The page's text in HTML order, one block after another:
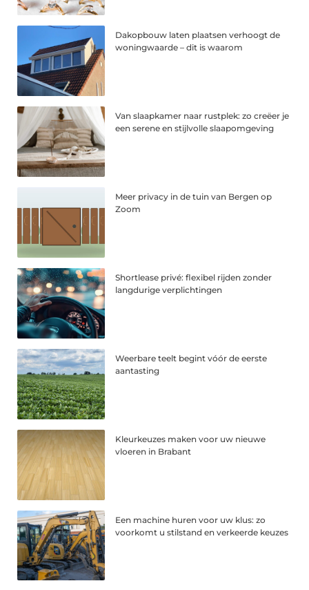
Dakopbouw laten plaatsen verhoogt de
woningwaarde – dit is waarom
Van slaapkamer naar rustplek: zo creëer je
een serene en stijlvolle slaapomgeving
Meer privacy in de tuin van Bergen op
Zoom
Shortlease privé: flexibel rijden zonder
langdurige verplichtingen
Weerbare teelt begint vóór de eerste
aantasting
Kleurkeuzes maken voor uw nieuwe
vloeren in Brabant
Een machine huren voor uw klus: zo
voorkomt u stilstand en verkeerde keuzes